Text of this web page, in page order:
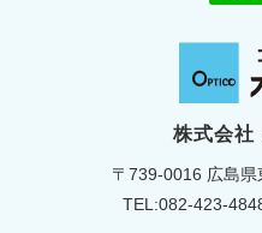
代金の支払を遅滞し
せたりするなど，本
したユーザーや，不
を利用しようとする
定するための情報を
ユーザーからのお問
株式会社
〒739-0016 広島
TEL:082-423-